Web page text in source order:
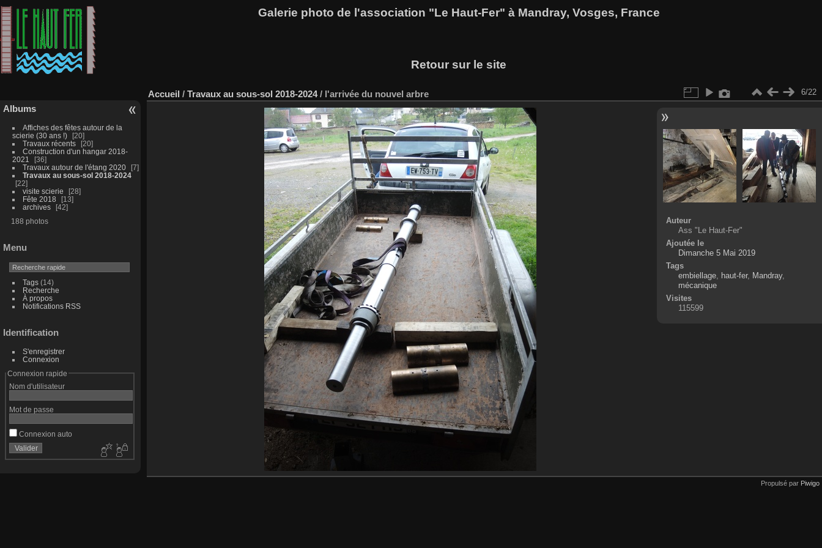
Galerie photo de l'association "Le Haut-Fer" à Mandray, Vosges, France
Retour sur le site
Albums
Affiches des fêtes autour de la
scierie (30 ans !)
20
Travaux récents
20
Construction d'un hangar 2018-
2021
36
Travaux autour de l'étang 2020
7
Travaux au sous-sol 2018-2024
22
visite scierie
28
Fête 2018
13
archives
42
188 photos
Menu
Tags(14)
Recherche
À propos
Notifications RSS
Identification
S'enregistrer
Connexion
Connexion rapide
Nom d'utilisateur
Mot de passe
Connexion auto
Accueil / Travaux au sous-sol 2018-2024/ l'arrivée du nouvel arbre 6/22
Auteur
Ass "Le Haut-Fer"
Ajoutée le
Dimanche 5 Mai 2019
Tags
embiellage, haut-fer, Mandray,
mécanique
Visites
115599
Propulsé par Piwigo